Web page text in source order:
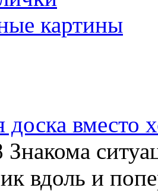
картины
вместо
Знакома
вдоль и